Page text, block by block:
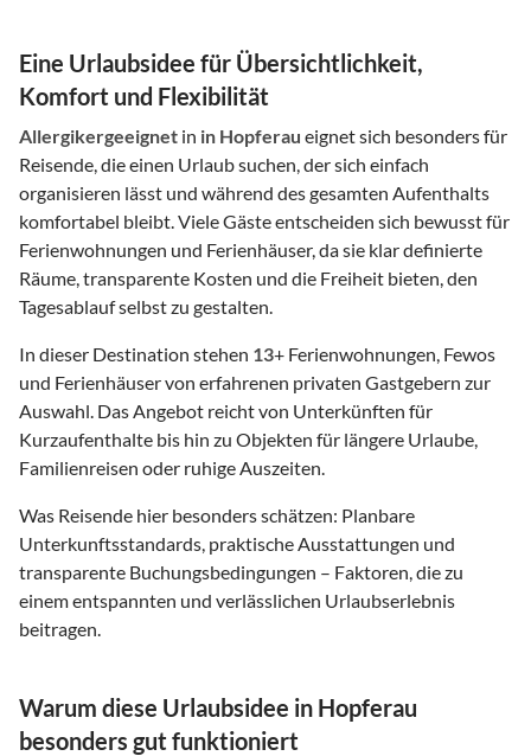
Eine Urlaubsidee für Übersichtlichkeit,
Komfort und Flexibilität
Allergikergeeignet in in Hopferau eignet sich besonders für
Reisende, die einen Urlaub suchen, der sich einfach
organisieren lässt und während des gesamten Aufenthalts
komfortabel bleibt. Viele Gäste entscheiden sich bewusst für
Ferienwohnungen und Ferienhäuser, da sie klar definierte
Räume, transparente Kosten und die Freiheit bieten, den
Tagesablauf selbst zu gestalten.
In dieser Destination stehen 13+ Ferienwohnungen, Fewos
und Ferienhäuser von erfahrenen privaten Gastgebern zur
Auswahl. Das Angebot reicht von Unterkünften für
Kurzaufenthalte bis hin zu Objekten für längere Urlaube,
Familienreisen oder ruhige Auszeiten.
Was Reisende hier besonders schätzen: Planbare
Unterkunftsstandards, praktische Ausstattungen und
transparente Buchungsbedingungen – Faktoren, die zu
einem entspannten und verlässlichen Urlaubserlebnis
beitragen.
Warum diese Urlaubsidee in Hopferau
besonders gut funktioniert